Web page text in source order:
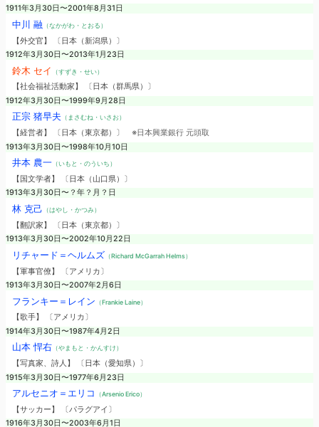
1911年3月30日〜2001年8月31日
中川 融 （なかがわ・とおる）
【外交官】 〔日本（新潟県）〕
1912年3月30日〜2013年1月23日
鈴木 セイ （すずき・せい）
【社会福祉活動家】 〔日本（群馬県）〕
1912年3月30日〜1999年9月28日
正宗 猪早夫 （まさむね・いさお）
【経営者】 〔日本（東京都）〕 ※日本興業銀行 元頭取
1913年3月30日〜1998年10月10日
井本 農一（いもと・のういち）
【国文学者】 〔日本（山口県）〕
1913年3月30日〜？年？月？日
林 克己 （はやし・かつみ）
【翻訳家】 〔日本（東京都）〕
1913年3月30日〜2002年10月22日
リチャード＝ヘルムズ （Richard McGarrah Helms）
【軍事官僚】 〔アメリカ〕
1913年3月30日〜2007年2月6日
フランキー＝レイン （Frankie Laine）
【歌手】 〔アメリカ〕
1914年3月30日〜1987年4月2日
山本 悍右 （やまもと・かんすけ）
【写真家、詩人】 〔日本（愛知県）〕
1915年3月30日〜1977年6月23日
アルセニオ＝エリコ （Arsenio Erico）
【サッカー】 〔パラグアイ〕
1916年3月30日〜2003年6月1日